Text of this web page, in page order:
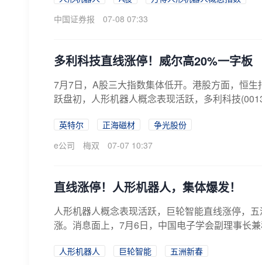
中国证券报
07-08 07:33
多利科技直线涨停！威尔高20%一字板
7月7日，A股三大指数集体低开。港股方面，恒
跃盘初，人形机器人概念表现活跃，多利科技
英特尔 正海磁材
争光股份
e公司
梅双 07-07 10:37
直线涨停！人形机器人，集体爆发！
人形机器人概念表现活跃，巨轮智能直线涨停，
涨。消息面上，7月6日，中国电子学会副理事长
人形机器人 巨轮智能
五洲新春